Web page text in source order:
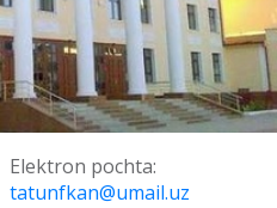
Elektron pochta:
tatunfkan@umail.uz